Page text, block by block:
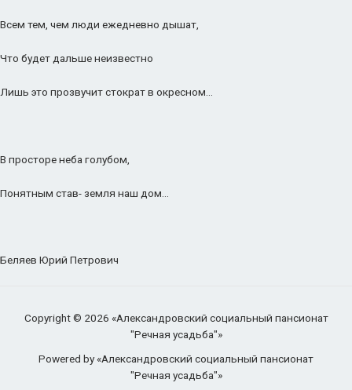
Всем тем, чем люди ежедневно дышат,
Что будет дальше неизвестно
Лишь это прозвучит стократ в окресном…
В просторе неба голубом,
Понятным став- земля наш дом…
Беляев Юрий Петрович
Copyright © 2026 «Александровский социальный пансионат
"Речная усадьба"»
Powered by «Александровский социальный пансионат
"Речная усадьба"»